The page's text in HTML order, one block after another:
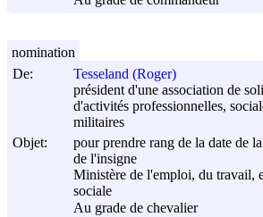
De:
Tesseland (Roger)
président d'une association de
d'activités professionnelles,
militaires
Objet:
pour prendre rang de la date de
de l'insigne
Ministère de l'emploi, du travail,
sociale
Au grade de chevalier
nomination